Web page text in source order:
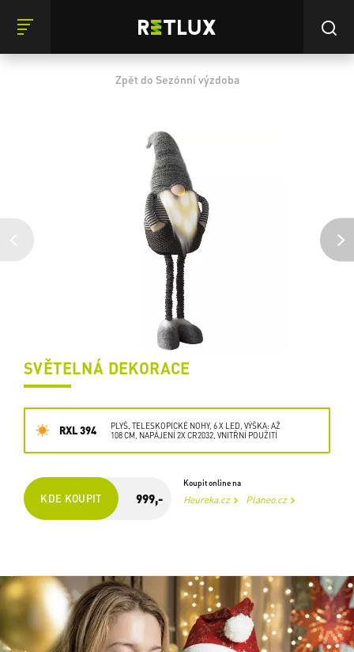
Zpět do Sezónní výzdoba
SVĚTELNÁ DEKORACE
RXL 394
PLYŠ, TELESKOPICKÉ NOHY, 6 X LED, VÝŠKA: AŽ
108 CM, NAPÁJENÍ 2X CR2032, VNITŘNÍ POUŽITÍ
KDE KOUPIT 999,-
Koupit online na
Heureka.cz Planeo.cz